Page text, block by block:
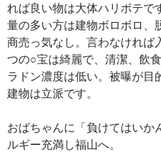
れば良い物は大体ハリボテで
量の多い方は建物ボロボロ、
商売っ気なし。言わなければ
つの○宝は綺麗で、清潔、飲
ラドン濃度は低い。被曝が目
建物は立派です。
おばちゃんに「負けてはいか
ルギー充満し福山へ。